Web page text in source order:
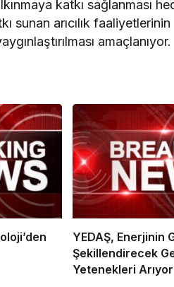
katkı sağlanması
sunan arıcılık faaliyetlerinin
amaçlanıyor.
YEDAŞ, Enerjinin
Şekillendirecek
Yetenekleri Arıyor